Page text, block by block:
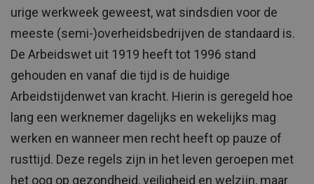
urige werkweek geweest, wat sindsdien voor de
meeste (semi-)overheidsbedrijven de standaard is.
De Arbeidswet uit 1919 heeft tot 1996 stand
gehouden en vanaf die tijd is de huidige
Arbeidstijdenwet van kracht. Hierin is geregeld hoe
lang een werknemer dagelijks en wekelijks mag
werken en wanneer men recht heeft op pauze of
rusttijd. Deze regels zijn in het leven geroepen met
het oog op gezondheid, veiligheid en welzijn, maar